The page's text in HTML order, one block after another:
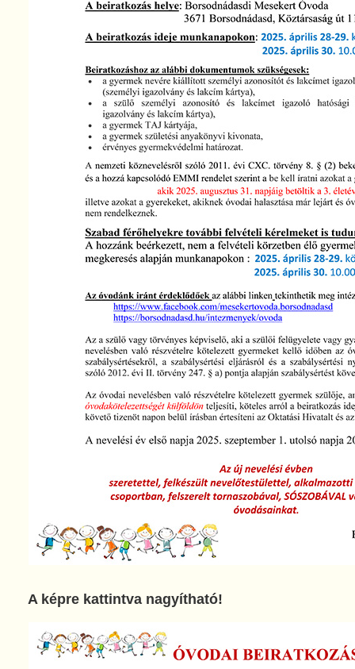
A képre kattintva nagyítható!